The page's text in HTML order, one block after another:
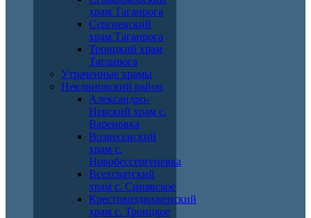
храм Таганрога
Сергиевский
храм Таганрога
Троицкий храм
Таганрога
Утраченные храмы
Неклиновский район
Александро-
Невский храм с.
Вареновка
Вознесенский
храм с.
Новобессергеневка
Всехсвятский
храм с. Синявское
Крестовоздвиженский
храм с. Троицкое